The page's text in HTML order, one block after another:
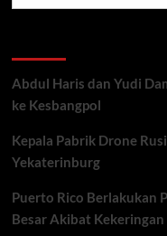
Abdul Haris dan Yudi
ke Kesbangpol
Kepala Pabrik Drone
Yekaterinburg
Puerto Rico Berlakukan
Besar Akibat Kekeringan